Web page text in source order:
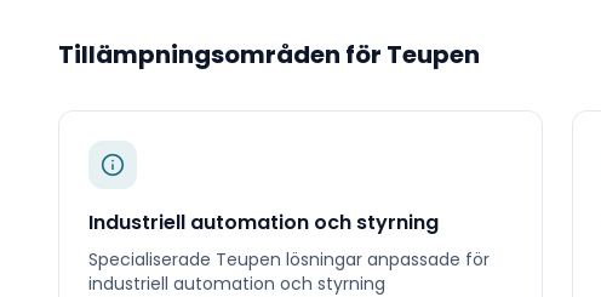
Tillämpningsområden för Teupen
Industriell automation och styrning
Specialiserade Teupen lösningar anpassade för
industriell automation och styrning